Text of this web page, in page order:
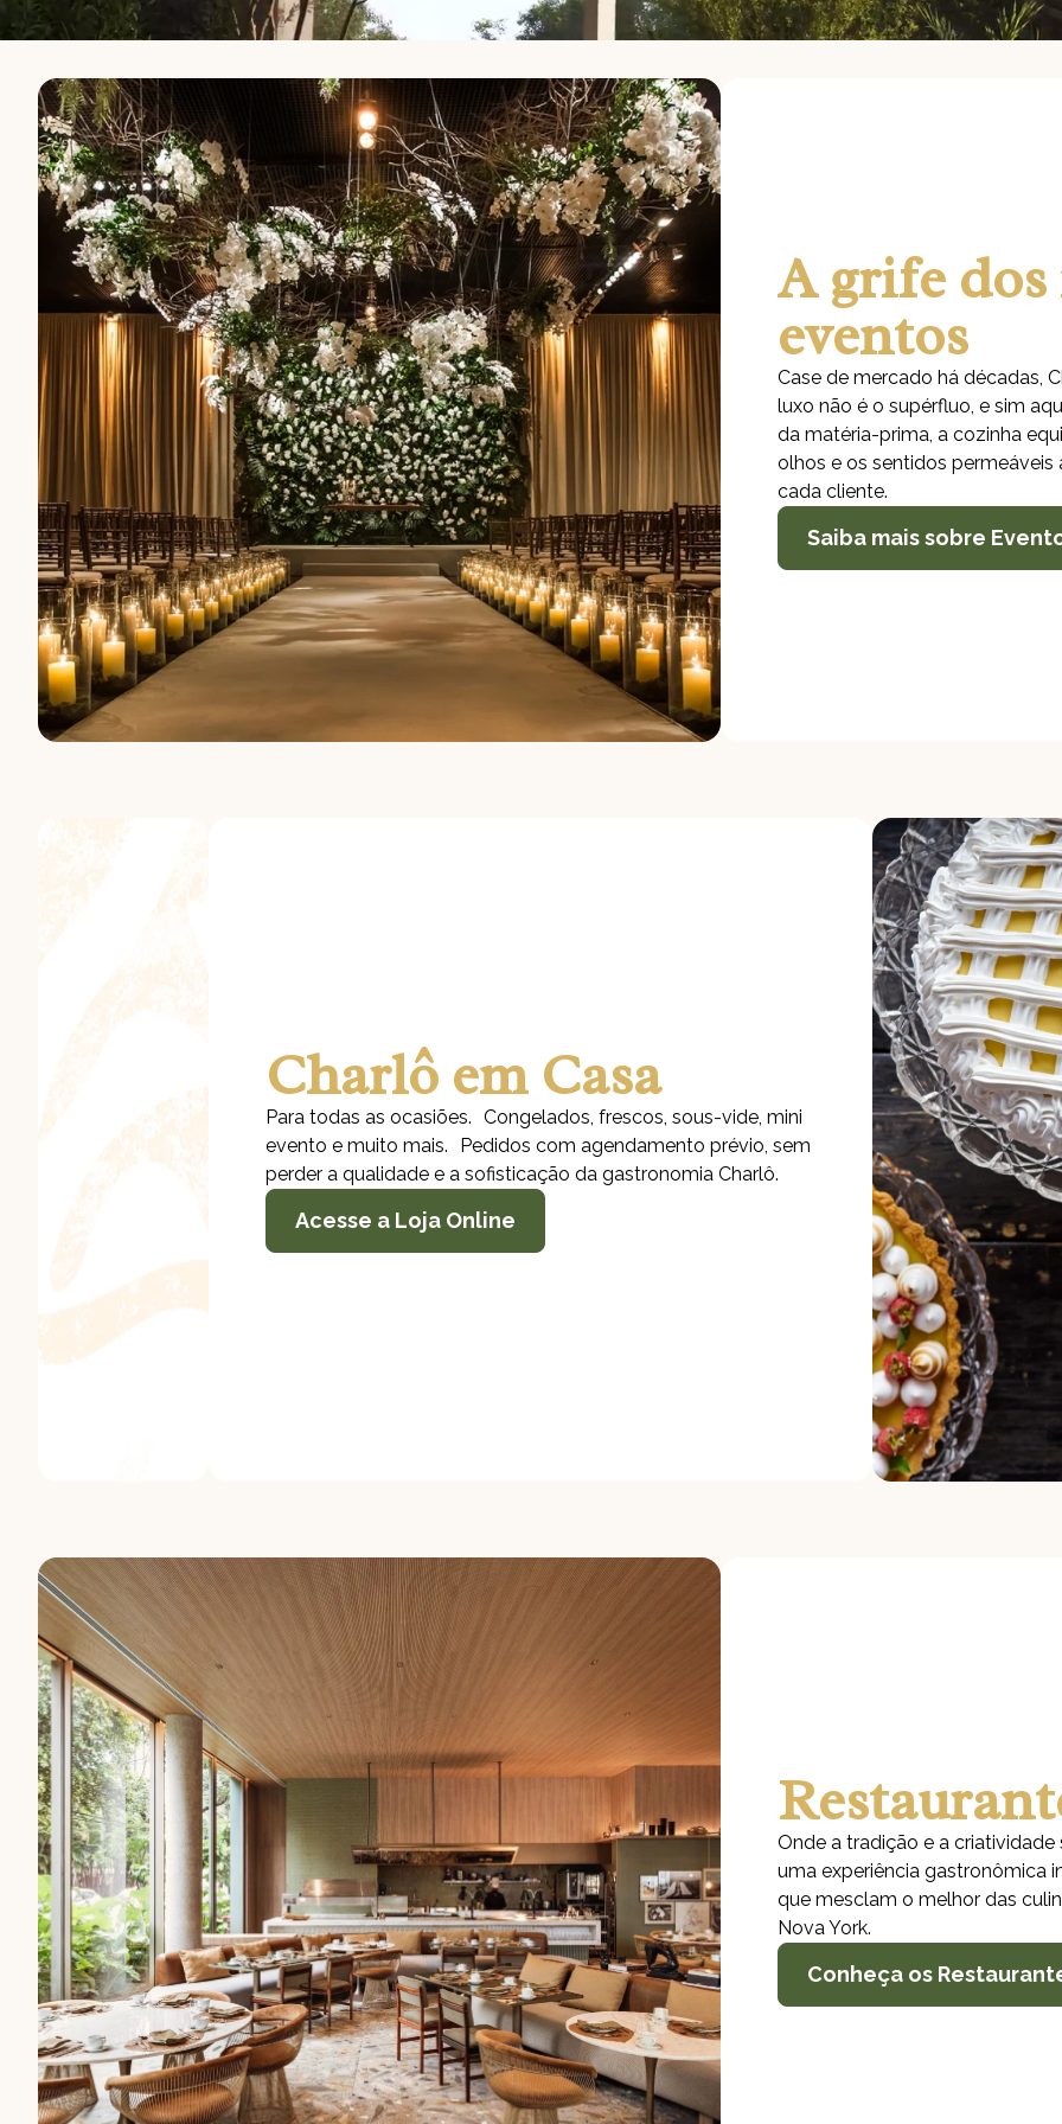
A grife
eventos
Case de mercado há décadas,
luxo não é o supérfluo, e sim
da matéria-prima, a cozinha
olhos e os sentidos
cada cliente.
Saiba mais sobre
Charlô em Casa
Para todas as ocasiões. Congelados, frescos, sous-vide, mini
evento e muito mais. Pedidos com agendamento prévio, sem
perder a qualidade e a sofisticação da gastronomia Charlô.
Acesse a Loja Online
Onde a tradição e a
uma experiência gastronômica
que mesclam o melhor das
Nova York.
Conheça os